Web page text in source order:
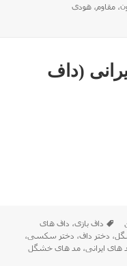
،مقاوم،هودی
(داف
(داف های ایران)
برچسب‌ها
داف بازی، داف های
، دختر داف، دختر سکسی،
های ایرانی،مد های خشگل
های ایران)